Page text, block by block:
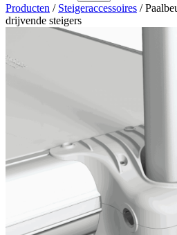
Deutsch
English
Español
Svenska
Producten / Steigeraccessoires /
drijvende steigers